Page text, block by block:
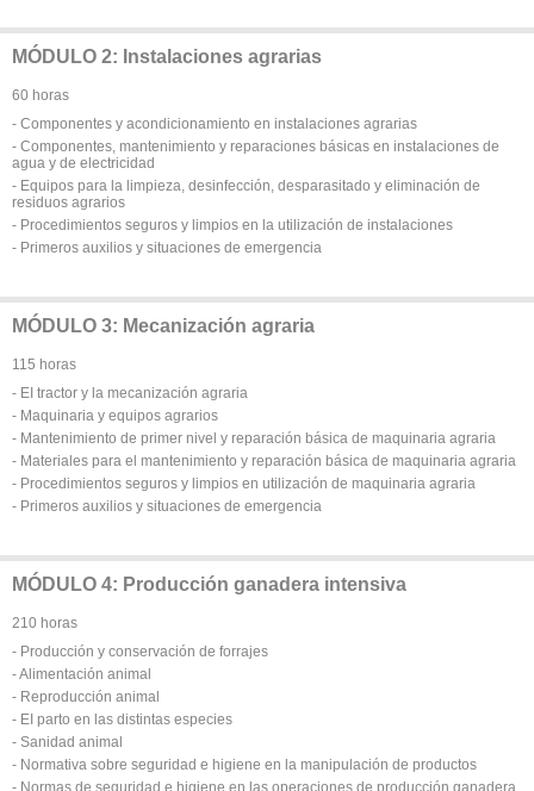
MÓDULO 2: Instalaciones agrarias
60 horas
- Componentes y acondicionamiento en instalaciones agrarias
- Componentes, mantenimiento y reparaciones básicas en instalaciones de
agua y de electricidad
- Equipos para la limpieza, desinfección, desparasitado y eliminación de
residuos agrarios
- Procedimientos seguros y limpios en la utilización de instalaciones
- Primeros auxilios y situaciones de emergencia
MÓDULO 3: Mecanización agraria
115 horas
- EI tractor y la mecanización agraria
- Maquinaria y equipos agrarios
- Mantenimiento de primer nivel y reparación básica de maquinaria agraria
- Materiales para el mantenimiento y reparación básica de maquinaria agraria
- Procedimientos seguros y limpios en utilización de maquinaria agraria
- Primeros auxilios y situaciones de emergencia
MÓDULO 4: Producción ganadera intensiva
210 horas
- Producción y conservación de forrajes
- Alimentación animal
- Reproducción animal
- EI parto en las distintas especies
- Sanidad animal
- Normativa sobre seguridad e higiene en la manipulación de productos
- Normas de seguridad e higiene en las operaciones de producción ganadera